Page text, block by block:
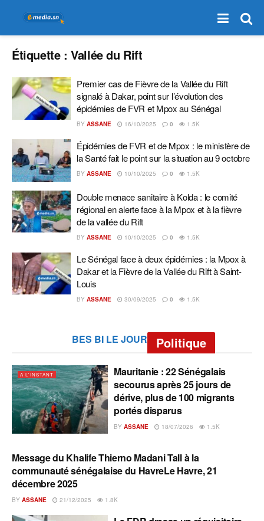
Étiquette :Vallée du Rift
Premier cas de Fièvre de la Vallée du Rift
signalé à Dakar, point sur l’évolution des
épidémies de FVR et Mpox au Sénégal
BY ASSANE 16/10/2025 0 1.5K
Épidémies de FVR et de Mpox : le ministère de
la Santé fait le point sur la situation au 9 octobre
BY ASSANE 10/10/2025 0 1.5K
Double menace sanitaire à Kolda : le comité
régional en alerte face à la Mpox et à la fièvre
de la vallée du Rift
BY ASSANE 10/10/2025 0 1.5K
Le Sénégal face à deux épidémies : la Mpox à
Dakar et la Fièvre de la Vallée du Rift à Saint-
Louis
BY ASSANE 30/09/2025 0 1.5K
BES BI LE JOUR Politique
A L'INSTANT
Mauritanie : 22 Sénégalais
secourus après 25 jours de
dérive, plus de 100 migrants
portés disparus
BY ASSANE 18/07/2026 1.5K
A L'INSTANT
Message du Khalife Thierno Madani Tall à la
communauté sénégalaise du HavreLe Havre, 21
décembre 2025
BY ASSANE 21/12/2025 1.8K